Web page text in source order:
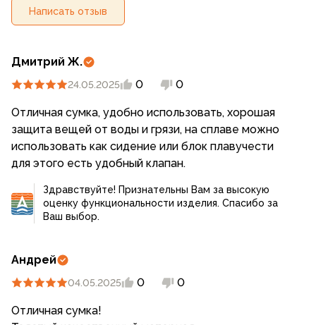
Написать отзыв
Дмитрий Ж.
24.05.2025 0 0
Отличная сумка, удобно использовать, хорошая
защита вещей от воды и грязи, на сплаве можно
использовать как сидение или блок плавучести
для этого есть удобный клапан.
Здравствуйте! Признательны Вам за высокую
оценку функциональности изделия. Спасибо за
Ваш выбор.
Андрей
04.05.2025 0 0
Отличная сумка!